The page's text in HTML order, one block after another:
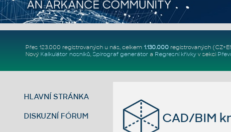
Přes 123.000 registrovaných u nás, celkem 1.130.000registrovaných
Nový Kalkulátor nosníků, Spirograf generátor a Regresní křivkyv sekci
HLAVNÍ STRÁNKA
DISKUZNÍ FÓRUM CAD/BIM